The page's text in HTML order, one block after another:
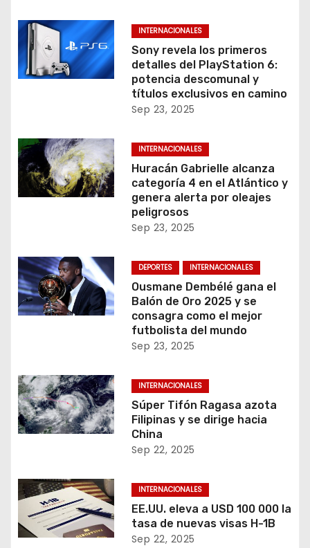
INTERNACIONALES
Sony revela los primeros
detalles del PlayStation 6:
potencia descomunal y
títulos exclusivos en camino
Sep 23, 2025
INTERNACIONALES
Huracán Gabrielle alcanza
categoría 4 en el Atlántico y
genera alerta por oleajes
peligrosos
Sep 23, 2025
DEPORTES INTERNACIONALES
Ousmane Dembélé gana el
Balón de Oro 2025 y se
consagra como el mejor
futbolista del mundo
Sep 23, 2025
INTERNACIONALES
Súper Tifón Ragasa azota
Filipinas y se dirige hacia
China
Sep 22, 2025
INTERNACIONALES
EE.UU. eleva a USD 100 000 la
tasa de nuevas visas H-1B
Sep 22, 2025